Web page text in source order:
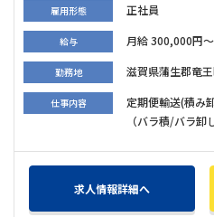
雇用形態 正社員
給与 月給 300,000円
勤務地 滋賀県蒲生郡竜
仕事内容
定期便輸送(積み
（バラ積/バラ
求人情報詳細へ